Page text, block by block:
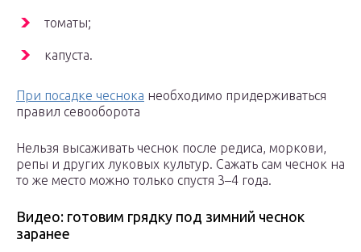
томаты;
капуста.
При посадке чеснока необходимо придерживаться
правил севооборота
Нельзя высаживать чеснок после редиса, моркови,
репы и других луковых культур. Сажать сам чеснок на
то же место можно только спустя 3–4 года.
Видео: готовим грядку под зимний чеснок
заранее